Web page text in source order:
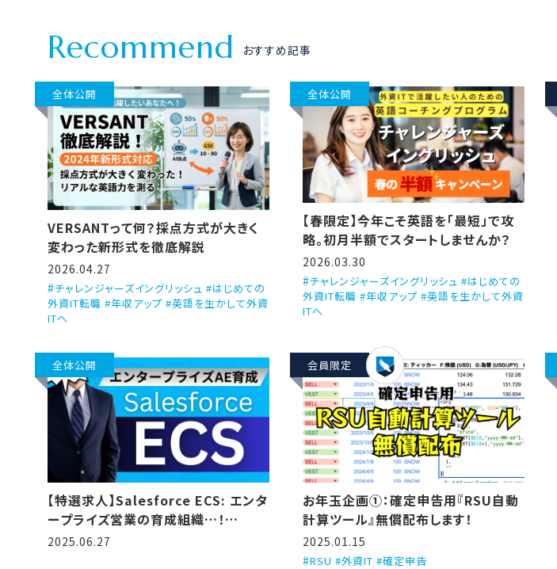
Recommend おすすめ記事
全体公開
VERSANTって何？採点方式が大きく
変わった新形式を徹底解説
2026.04.27
チャレンジャーズイングリッシュ #はじめての
外資IT転職 #年収アップ #英語を生かして外資
ITへ
全体公開
【春限定】今年こそ英語を「最短」で攻
略。初月半額でスタートしませんか？
2026.03.30
チャレンジャーズイングリッシュ #はじめての
外資IT転職 #年収アップ #英語を生かして外資
ITへ
全体公開
【特選求人】Salesforce ECS: エンタ
ープライズ営業の育成組織…！
(2025/6/27更新)
2025.06.27
会員限定
お年玉企画①：確定申告用『RSU自動
計算ツール』無償配布します！
2025.01.15
RSU #外資IT #確定申告